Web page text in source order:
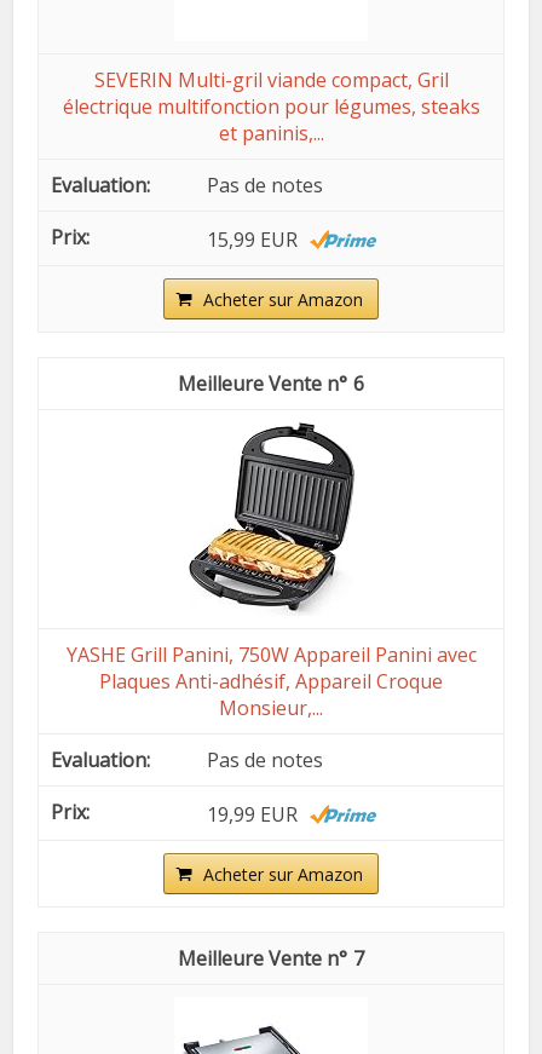
SEVERIN Multi-gril viande compact, Gril
électrique multifonction pour légumes, steaks
et paninis,...
Pas de notes
15,99 EUR
Acheter sur Amazon
6
YASHE Grill Panini, 750W Appareil Panini avec
Plaques Anti-adhésif, Appareil Croque
Monsieur,...
Pas de notes
19,99 EUR
Acheter sur Amazon
7